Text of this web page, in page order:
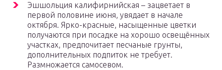
Эшшольция калифирнийская – зацветает в
первой половине июня, увядает в начале
октября. Ярко-красные, насыщенные цветки
получаются при посадке на хорошо освещённых
участках, предпочитает песчаные грунты,
дополнительных подпиток не требует.
Размножается самосевом.